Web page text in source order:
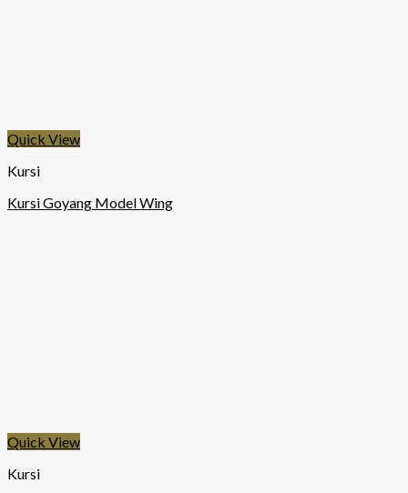
Quick View
Kursi
Kursi Goyang Model Wing
Quick View
Kursi